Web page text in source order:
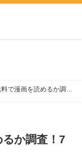
料で漫画を読めるか調
るか調査！7